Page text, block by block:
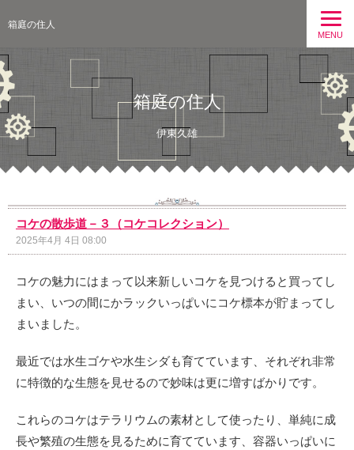
箱庭の住人
MENU
箱庭の住人
伊東久雄
コケの散歩道－３（コケコレクション）
2025年4月 4日 08:00
コケの魅力にはまって以来新しいコケを見つけると買ってし
まい、いつの間にかラックいっぱいにコケ標本が貯まってし
まいました。
最近では水生ゴケや水生シダも育てています、それぞれ非常
に特徴的な生態を見せるので妙味は更に増すばかりです。
これらのコケはテラリウムの素材として使ったり、単純に成
長や繁殖の生態を見るために育てています、容器いっぱいに